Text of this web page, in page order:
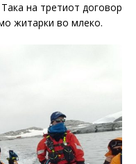
Така на третиот договор
житарки во млеко.